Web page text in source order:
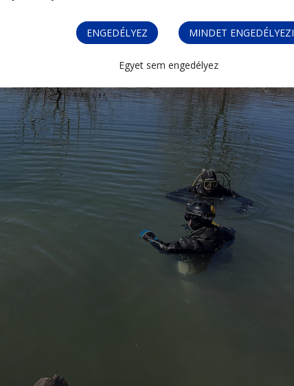
ENGEDÉLYEZ MINDET ENGEDÉLYEZI
Egyet sem engedélyez